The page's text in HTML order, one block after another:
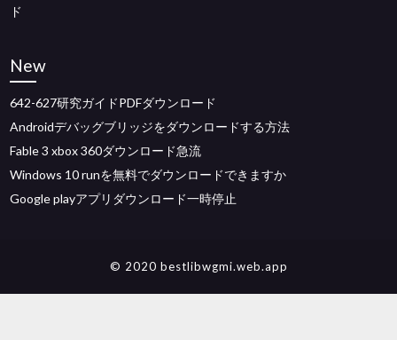
ド
New
642-627研究ガイドPDFダウンロード
Androidデバッグブリッジをダウンロードする方法
Fable 3 xbox 360ダウンロード急流
Windows 10 runを無料でダウンロードできますか
Google playアプリダウンロード一時停止
© 2020 bestlibwgmi.web.app